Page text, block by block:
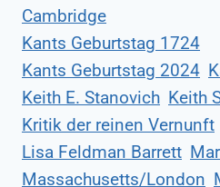
Cambridge
Kants Geburtstag 1724
Kants Geburtstag 2024
Keith E. Stanovich Keith
Kritik der reinen Vernunft
Lisa Feldman Barrett
Massachusetts/London